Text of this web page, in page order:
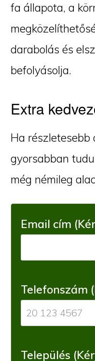
fa állapota, a
darabolás és
befolyásolja.
Extra
Ha részletesebb
gyorsabban
még némileg
Email cím
Telefonszám
Település